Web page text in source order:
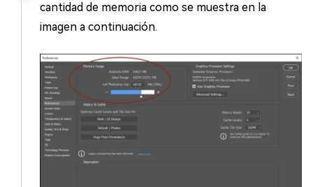
cantidad de memoria como se muestra en la
imagen a continuación.